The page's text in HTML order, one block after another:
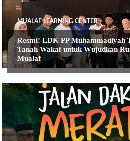
MUALAF LEARNING CENTER
Resmi! LDK PP Muhammadiyah
Tanah Wakaf untuk Wujudkan
Mualaf